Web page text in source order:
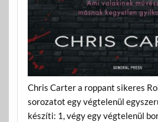
Chris Carter a roppant sikeres
sorozatot egy végtelenül
készíti: 1, végy egy végtelenül